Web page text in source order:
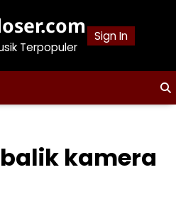
Terpopuler
Sign In
kamera